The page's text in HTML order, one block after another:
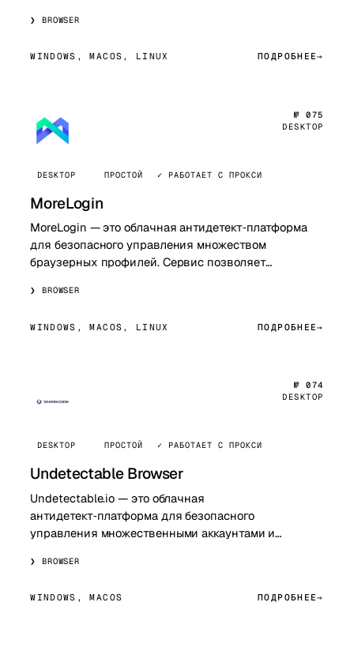
создавать отдельн…
BROWSER
WINDOWS, MACOS, LINUX ПОДРОБНЕЕ
№ 075
DESKTOP
DESKTOP ПРОСТОЙ ✓ РАБОТАЕТ С ПРОКСИ
MoreLogin
MoreLogin — это облачная антидетект‑платформа
для безопасного управления множеством
браузерных профилей. Сервис позволяет
digital‑отпе…
BROWSER
WINDOWS, MACOS, LINUX ПОДРОБНЕЕ
№ 074
DESKTOP
DESKTOP ПРОСТОЙ ✓ РАБОТАЕТ С ПРОКСИ
Undetectable Browser
Undetectable.io — это облачная
антидетект‑платформа для безопасного
управления множественными аккаунтами и
уникальными отпечатками уст…
BROWSER
WINDOWS, MACOS ПОДРОБНЕЕ